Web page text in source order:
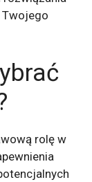
rolę w